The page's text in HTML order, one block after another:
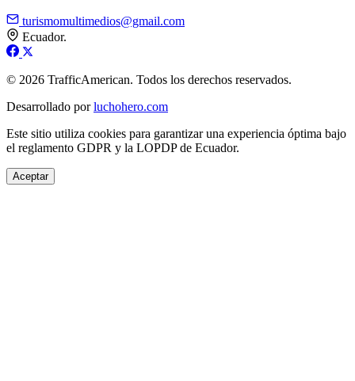
turismomultimedios@gmail.com
Ecuador.
© 2026 TrafficAmerican. Todos los derechos reservados.
Desarrollado porluchohero.com
Este sitio utiliza cookies para garantizar una experiencia óptima bajo
el reglamento GDPR y la LOPDP de Ecuador.
Aceptar